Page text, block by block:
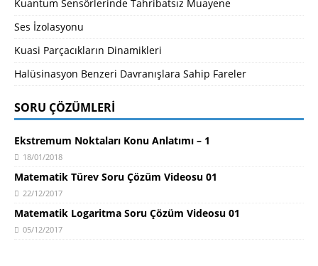
Kuantum Sensörlerinde Tahribatsız Muayene
Ses İzolasyonu
Kuasi Parçacıkların Dinamikleri
Halüsinasyon Benzeri Davranışlara Sahip Fareler
SORU ÇÖZÜMLERI
Ekstremum Noktaları Konu Anlatımı – 1
18/01/2018
Matematik Türev Soru Çözüm Videosu 01
22/12/2017
Matematik Logaritma Soru Çözüm Videosu 01
05/12/2017